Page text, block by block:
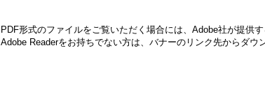
PDF形式のファイルをご覧いただく場合には、Adobe社が提供す
Adobe Readerをお持ちでない方は、バナーのリンク先からダウ